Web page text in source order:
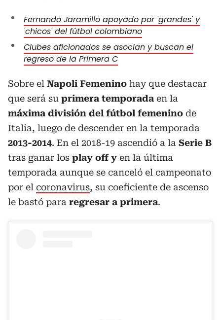
Fernando Jaramillo apoyado por 'grandes' y
'chicos' del fútbol colombiano
Clubes aficionados se asocian y buscan el
regreso de la Primera C
Sobre el Napoli Femenino hay que destacar
que será su primera temporada en la
máxima división del fútbol femenino de
Italia, luego de descender en la temporada
2013-2014. En el 2018-19 ascendió a la Serie B
tras ganar los play off y en la última
temporada aunque se canceló el campeonato
por el coronavirus, su coeficiente de ascenso
le bastó para regresar a primera.